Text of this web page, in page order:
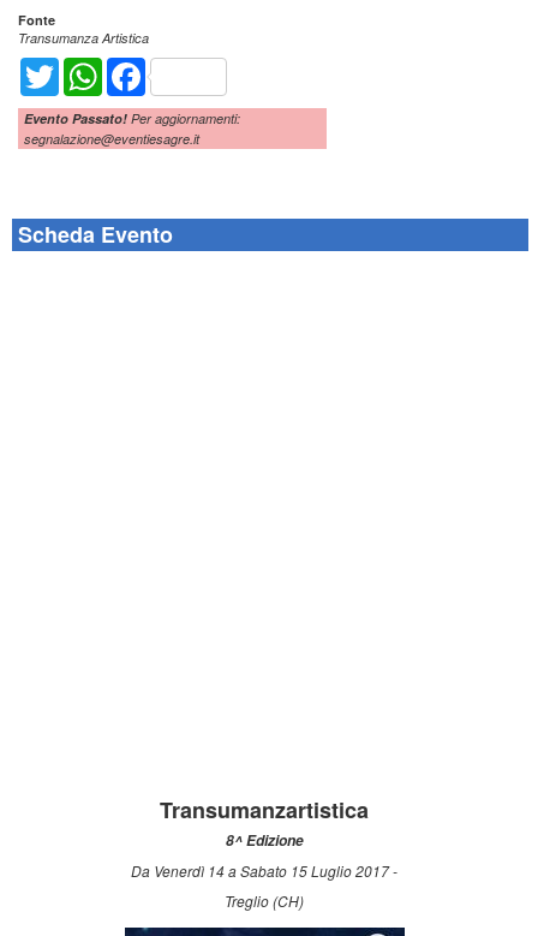
Fonte
Transumanza Artistica
Twitter WhatsAppFacebook
Evento Passato! Per aggiornamenti:
segnalazione@eventiesagre.it
Scheda Evento
Transumanzartistica
8^ Edizione
Da Venerdì 14 a Sabato 15 Luglio 2017 -
Treglio (CH)